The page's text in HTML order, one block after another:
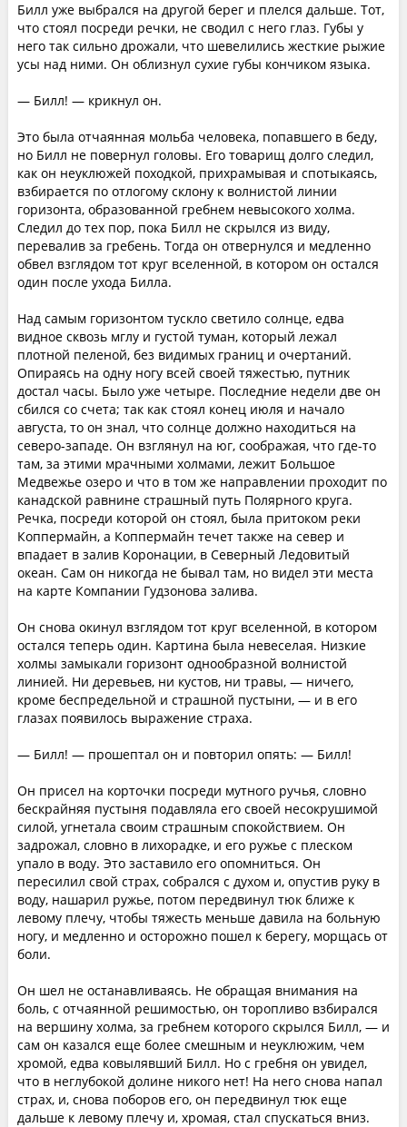
Билл уже выбрался на другой берег и плелся дальше. Тот,
что стоял посреди речки, не сводил с него глаз. Губы у
него так сильно дрожали, что шевелились жесткие рыжие
усы над ними. Он облизнул сухие губы кончиком языка.
— Билл! — крикнул он.
Это была отчаянная мольба человека, попавшего в беду,
но Билл не повернул головы. Его товарищ долго следил,
как он неуклюжей походкой, прихрамывая и спотыкаясь,
взбирается по отлогому склону к волнистой линии
горизонта, образованной гребнем невысокого холма.
Следил до тех пор, пока Билл не скрылся из виду,
перевалив за гребень. Тогда он отвернулся и медленно
обвел взглядом тот круг вселенной, в котором он остался
один после ухода Билла.
Над самым горизонтом тускло светило солнце, едва
видное сквозь мглу и густой туман, который лежал
плотной пеленой, без видимых границ и очертаний.
Опираясь на одну ногу всей своей тяжестью, путник
достал часы. Было уже четыре. Последние недели две он
сбился со счета; так как стоял конец июля и начало
августа, то он знал, что солнце должно находиться на
северо-западе. Он взглянул на юг, соображая, что где-то
там, за этими мрачными холмами, лежит Большое
Медвежье озеро и что в том же направлении проходит по
канадской равнине страшный путь Полярного круга.
Речка, посреди которой он стоял, была притоком реки
Коппермайн, а Коппермайн течет также на север и
впадает в залив Коронации, в Северный Ледовитый
океан. Сам он никогда не бывал там, но видел эти места
на карте Компании Гудзонова залива.
Он снова окинул взглядом тот круг вселенной, в котором
остался теперь один. Картина была невеселая. Низкие
холмы замыкали горизонт однообразной волнистой
линией. Ни деревьев, ни кустов, ни травы, — ничего,
кроме беспредельной и страшной пустыни, — и в его
глазах появилось выражение страха.
— Билл! — прошептал он и повторил опять: — Билл!
Он присел на корточки посреди мутного ручья, словно
бескрайняя пустыня подавляла его своей несокрушимой
силой, угнетала своим страшным спокойствием. Он
задрожал, словно в лихорадке, и его ружье с плеском
упало в воду. Это заставило его опомниться. Он
пересилил свой страх, собрался с духом и, опустив руку в
воду, нашарил ружье, потом передвинул тюк ближе к
левому плечу, чтобы тяжесть меньше давила на больную
ногу, и медленно и осторожно пошел к берегу, морщась от
боли.
Он шел не останавливаясь. Не обращая внимания на
боль, с отчаянной решимостью, он торопливо взбирался
на вершину холма, за гребнем которого скрылся Билл, — и
сам он казался еще более смешным и неуклюжим, чем
хромой, едва ковылявший Билл. Но с гребня он увидел,
что в неглубокой долине никого нет! На него снова напал
страх, и, снова поборов его, он передвинул тюк еще
дальше к левому плечу и, хромая, стал спускаться вниз.